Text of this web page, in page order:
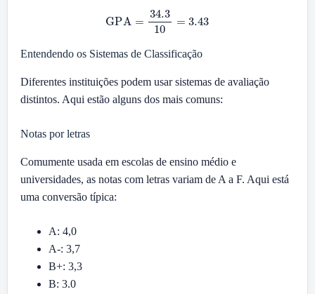
34.3 10
Entendendo os Sistemas de Classificação
Diferentes instituições podem usar sistemas de avaliação
distintos. Aqui estão alguns dos mais comuns:
Notas por letras
Comumente usada em escolas de ensino médio e
universidades, as notas com letras variam de A a F. Aqui está
uma conversão típica:
A: 4,0
A-: 3,7
B+: 3,3
B: 3.0